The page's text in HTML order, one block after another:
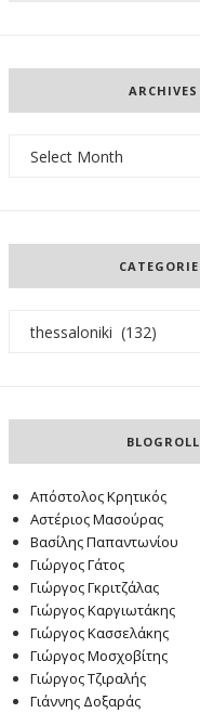
ARCHIVES
BLOGROLL
Απόστολος Κρητικός
Αστέριος Μασούρας
Βασίλης Παπαντωνίου
Γιώργος Γάτος
Γιώργος Γκριτζάλας
Γιώργος Καργιωτάκης
Γιώργος Κασσελάκης
Γιώργος Μοσχοβίτης
Γιώργος Τζιραλής
Γιάννης Δοξαράς